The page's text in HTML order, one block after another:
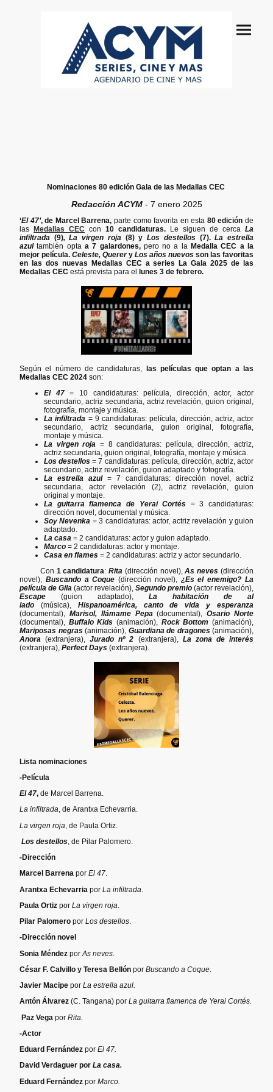
Nominaciones 80 edición Gala de las Medallas CEC
Redacción ACYM - 7 enero 2025
‘El 47’, de Marcel Barrena, parte como favorita en esta 80 edición de
las Medallas CEC con 10 candidaturas. Le siguen de cerca La
infiltrada (9), La virgen roja (8) y Los destellos(7).La estrella
azultambién opta a 7 galardones, pero no a la Medalla CEC a la
mejor película. Celeste, Querery Los años nuevos son las favoritas
en las dos nuevas Medallas CEC a series La Gala 2025 de las
Medallas CEC está prevista para el lunes 3 de febrero.
Según el número de candidaturas, las películas que optan a las
Medallas CEC 2024 son:
El 47
= 10 candidaturas: película, dirección, actor, actor
secundario, actriz secundaria, actriz revelación, guion original,
fotografía, montaje y música.
La infiltrada = 9 candidaturas: película, dirección, actriz, actor
secundario, actriz secundaria, guion original, fotografía,
montaje y música.
La virgen roja = 8 candidaturas: película, dirección, actriz,
actriz secundaria, guion original, fotografía, montaje y música.
Los destellos = 7 candidaturas: película, dirección, actriz, actor
secundario, actriz revelación, guion adaptado y fotografía.
La estrella azul= 7 candidaturas: dirección novel, actriz
secundaria, actor revelación (2), actriz revelación, guion
original y montaje.
La guitarra flamenca de Yerai Cortés = 3 candidaturas:
dirección novel, documental y música.
Soy Nevenka = 3 candidaturas: actor, actriz revelación y guion
adaptado.
La casa = 2 candidaturas: actor y guion adaptado.
Marco = 2 candidaturas: actor y montaje.
Casa en flames = 2 candidaturas: actriz y actor secundario.
Con 1 candidatura:Rita (dirección novel),As neves (dirección
novel), Buscando a Coque (dirección novel), ¿Es el enemigo? La
película de Gila (actor revelación), Segundo premio (actor revelación),
Escape
(guion adaptado), La habitación de al
lado
(música), Hispanoamérica, canto de vida y esperanza
(documental), Marisol, llámame Pepa(documental),Osario Norte
(documental), Buffalo Kids (animación), Rock Bottom (animación),
Mariposas negras(animación), Guardiana de dragones(animación),
Anora (extranjera),Jurado nº 2 (extranjera), La zona de interés
(extranjera), Perfect Days (extranjera).
Lista nominaciones
-Película
El 47, de Marcel Barrena.
La infiltrada, de Arantxa Echevarria.
La virgen roja , de Paula Ortiz.
Los destellos , de Pilar Palomero.
-Dirección
Marcel Barrena por El 47.
Arantxa Echevarria por La infiltrada
Paula Ortiz por La virgen roja
Pilar Palomero por Los destellos.
-Dirección novel
Sonia Méndez por As neves
César F. Calvillo y Teresa Bellón por Buscando a Coque
Javier Macipe por La estrella azul.
Antón Álvarez (C. Tangana) por La guitarra flamenca de Yerai Cortés.
Paz Vega por Rita.
-Actor
Eduard Fernández por El 47.
David Verdaguer por La casa.
Eduard Fernández por Marco.